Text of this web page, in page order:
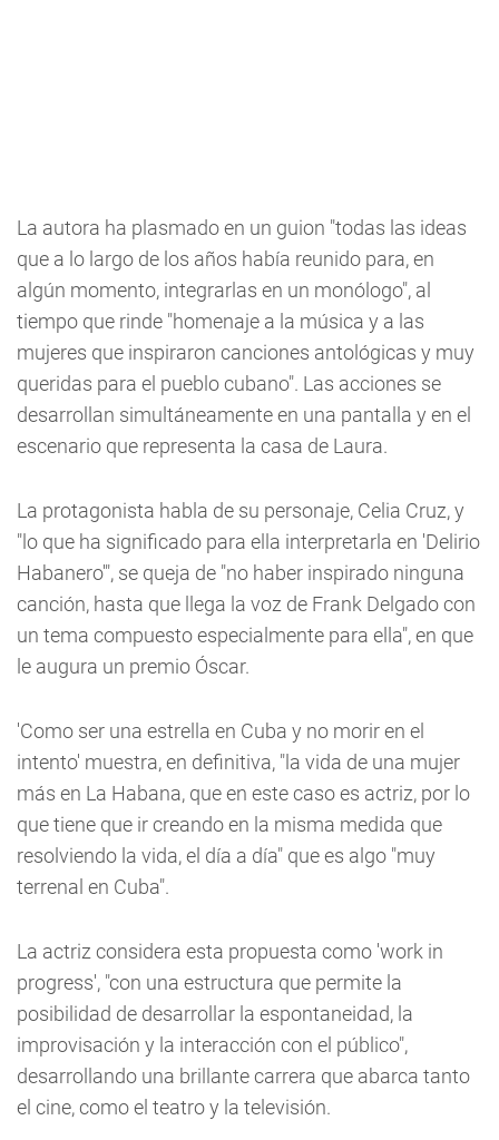
La autora ha plasmado en un guion "todas las ideas
que a lo largo de los años había reunido para, en
algún momento, integrarlas en un monólogo", al
tiempo que rinde "homenaje a la música y a las
mujeres que inspiraron canciones antológicas y muy
queridas para el pueblo cubano". Las acciones se
desarrollan simultáneamente en una pantalla y en el
escenario que representa la casa de Laura.
La protagonista habla de su personaje, Celia Cruz, y
"lo que ha significado para ella interpretarla en 'Delirio
Habanero'", se queja de "no haber inspirado ninguna
canción, hasta que llega la voz de Frank Delgado con
un tema compuesto especialmente para ella", en que
le augura un premio Óscar.
'Como ser una estrella en Cuba y no morir en el
intento' muestra, en definitiva, "la vida de una mujer
más en La Habana, que en este caso es actriz, por lo
que tiene que ir creando en la misma medida que
resolviendo la vida, el día a día" que es algo "muy
terrenal en Cuba".
La actriz considera esta propuesta como 'work in
progress', "con una estructura que permite la
posibilidad de desarrollar la espontaneidad, la
improvisación y la interacción con el público",
desarrollando una brillante carrera que abarca tanto
el cine, como el teatro y la televisión.